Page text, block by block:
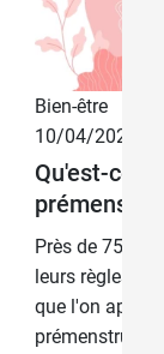
74,99 €
23,90 €
Bien-être
10/04/2026
Qu'est-ce
Près de 75 %
leurs règles
que l'on
prémenstruel,